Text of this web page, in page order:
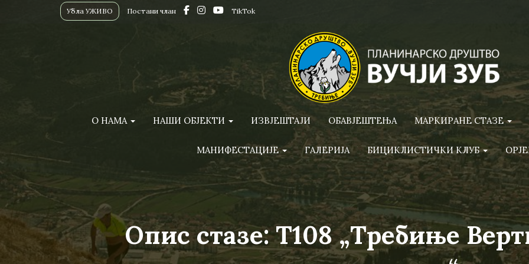
Убла УЖИВО Постани члан TikTok
О НАМА НАШИ ОБЈЕКТИ ИЗВЈЕШТАЈИ ОБАВЈЕШТЕЊА МАРКИРАНЕ СТАЗЕ
МАНИФЕСТАЦИЈЕ ГАЛЕРИЈА БИЦИКЛИСТИЧКИ КЛУБ
Опис стазе: T108 „Требиње